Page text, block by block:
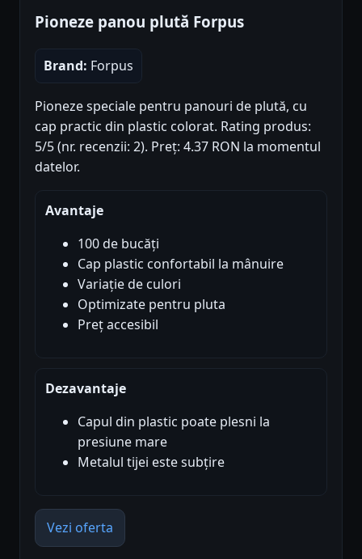
Pioneze panou plută Forpus
Brand: Forpus
Pioneze speciale pentru panouri de plută, cu
cap practic din plastic colorat. Rating produs:
5/5 (nr. recenzii: 2). Preț: 4.37 RON la momentul
datelor.
Avantaje
100 de bucăți
Cap plastic confortabil la mânuire
Variație de culori
Optimizate pentru pluta
Preț accesibil
Dezavantaje
Capul din plastic poate plesni la
presiune mare
Metalul tijei este subțire
Vezi oferta